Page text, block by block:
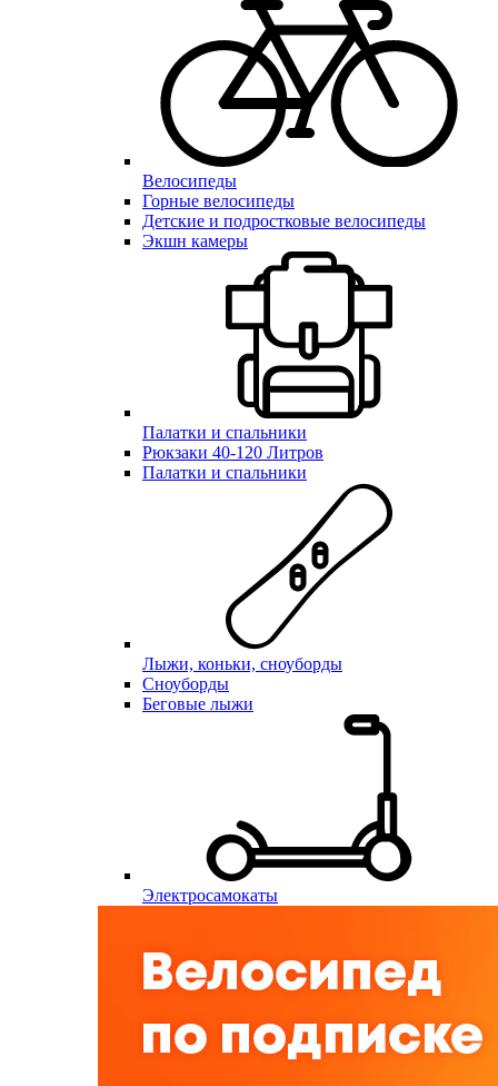
Велосипеды
Горные велосипеды
Детские и подростковые велосипеды
Экшн камеры
Палатки и спальники
Рюкзаки 40-120 Литров
Палатки и спальники
Лыжи, коньки, сноуборды
Сноуборды
Беговые лыжи
Электросамокаты